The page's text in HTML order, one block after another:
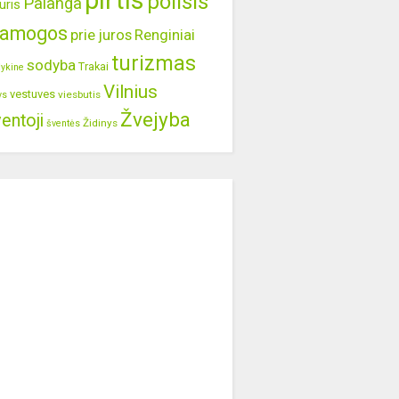
prie juros Renginiai
sodyba Trakai turizmas
vestuves viesbutis Vilnius
šventės Židinys Žvejyba